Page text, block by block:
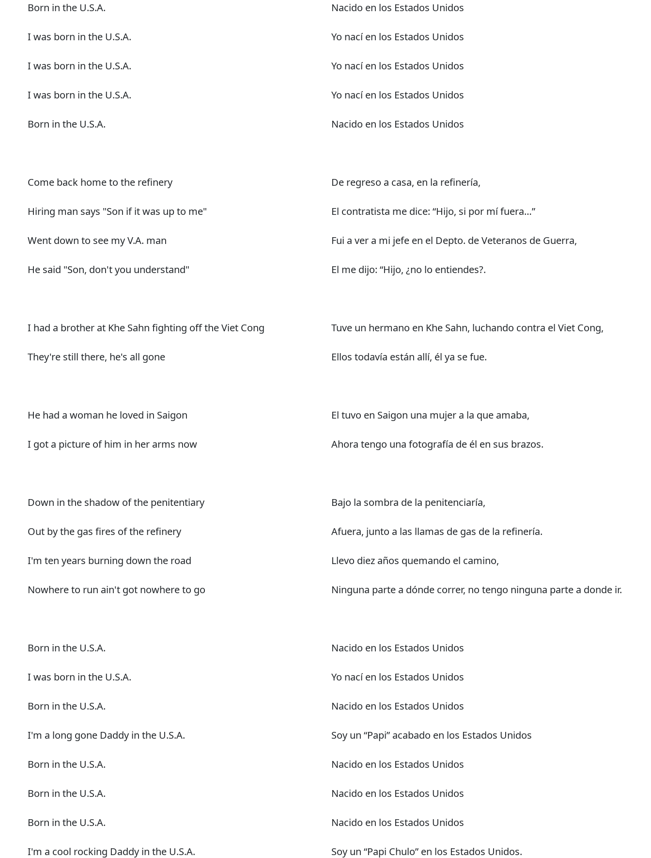
Born in the U.S.A.
I was born in the U.S.A.
I was born in the U.S.A.
I was born in the U.S.A.
Born in the U.S.A.
Come back home to the refinery
Hiring man says "Son if it was up to me"
Went down to see my V.A. man
He said "Son, don't you understand"
I had a brother at Khe Sahn fighting off the Viet Cong
They're still there, he's all gone
He had a woman he loved in Saigon
I got a picture of him in her arms now
Down in the shadow of the penitentiary
Out by the gas fires of the refinery
I'm ten years burning down the road
Nowhere to run ain't got nowhere to go
Born in the U.S.A.
I was born in the U.S.A.
Born in the U.S.A.
I'm a long gone Daddy in the U.S.A.
Born in the U.S.A.
Born in the U.S.A.
Born in the U.S.A.
I'm a cool rocking Daddy in the U.S.A.
Nacido en los Estados Unidos
Yo nací en los Estados Unidos
Yo nací en los Estados Unidos
Yo nací en los Estados Unidos
Nacido en los Estados Unidos
De regreso a casa, en la refinería,
El contratista me dice: “Hijo, si por mí fuera…”
Fui a ver a mi jefe en el Depto. de Veteranos de Guerra,
El me dijo: “Hijo, ¿no lo entiendes?.
Tuve un hermano en Khe Sahn, luchando contra el Viet Cong,
Ellos todavía están allí, él ya se fue.
El tuvo en Saigon una mujer a la que amaba,
Ahora tengo una fotografía de él en sus brazos.
Bajo la sombra de la penitenciaría,
Afuera, junto a las llamas de gas de la refinería.
Llevo diez años quemando el camino,
Ninguna parte a dónde correr, no tengo ninguna parte a donde ir.
Nacido en los Estados Unidos
Yo nací en los Estados Unidos
Nacido en los Estados Unidos
Soy un “Papi” acabado en los Estados Unidos
Nacido en los Estados Unidos
Nacido en los Estados Unidos
Nacido en los Estados Unidos
Soy un “Papi Chulo” en los Estados Unidos.